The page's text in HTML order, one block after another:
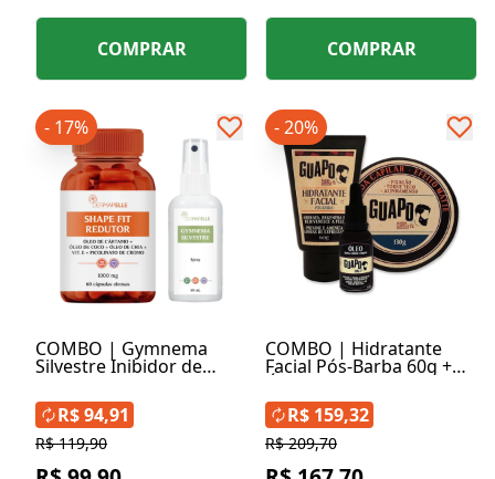
COMPRAR COMPRAR
COMBO | Gymnema
Silvestre Inibidor de
Fit Redutor com Óleo de
Cártamo
- 17%
R$ 119,90
R$ 94,91
COMBO | Hidratante
Facial Pós-Barba 60g +
Pomada Capilar Efeito
Matte 130g
- 20%
R$ 209,70
R$ 159,32